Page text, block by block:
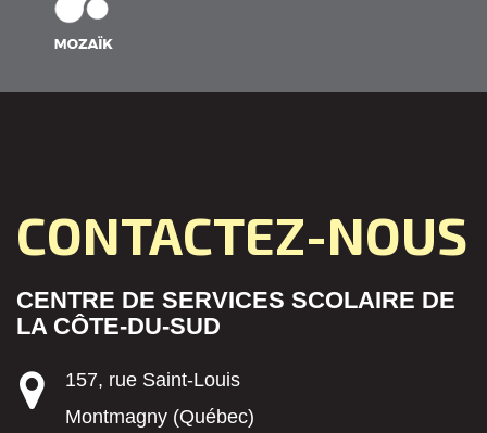
CONTACTEZ-NOUS
CENTRE DE SERVICES SCOLAIRE DE
LA CÔTE-DU-SUD
157, rue Saint-Louis
Montmagny (Québec)